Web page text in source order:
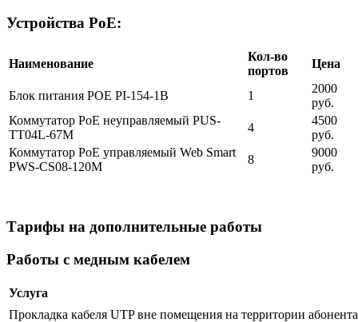
Устройства PoE:
Наименование
Кол-во
портов
Цена
Блок питания POE PI-154-1B 1
2000
руб.
Коммутатор PoE неуправляемый PUS-
TT04L-67M
4
4500
руб.
Коммутатор PoE управляемый Web Smart
PWS-CS08-120M
8
9000
руб.
Тарифы на дополнительные работы
Работы с медным кабелем
Услуга
Прокладка кабеля UTP вне помещения на территории